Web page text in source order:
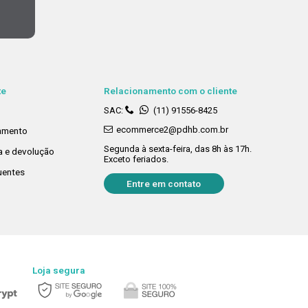
e devolução
Relacionamento com o cliente
SAC:
(11) 91556-8425
ecommerce2@pdhb.com.br
Segunda à sexta-feira, das 8h às 17h.
Exceto feriados.
Entre em contato
Loja segura